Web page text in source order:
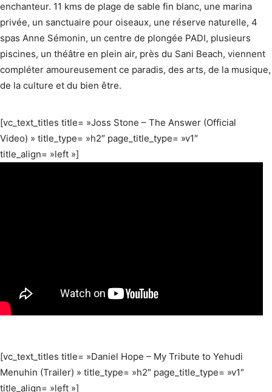
enchanteur. 11 kms de plage de sable fin blanc, une marina
privée, un sanctuaire pour oiseaux, une réserve naturelle, 4
spas Anne Sémonin, un centre de plongée PADI, plusieurs
piscines, un théâtre en plein air, près du Sani Beach, viennent
compléter amoureusement ce paradis, des arts, de la musique,
de la culture et du bien être.
[vc_text_titles title= »Joss Stone – The Answer (Official
Video) » title_type= »h2″ page_title_type= »v1″
title_align= »left »]
[vc_text_titles title= »Daniel Hope – My Tribute to Yehudi
Menuhin (Trailer) » title_type= »h2″ page_title_type= »v1″
title_align= »left »]